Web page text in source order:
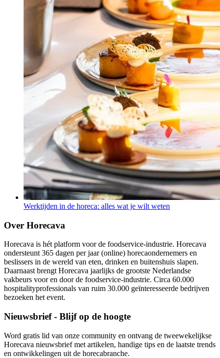
Werktijden in de horeca: alles wat je wilt weten
Over Horecava
Horecava is hét platform voor de foodservice-industrie. Horecava
ondersteunt 365 dagen per jaar (online) horecaondernemers en
beslissers in de wereld van eten, drinken en buitenshuis slapen.
Daarnaast brengt Horecava jaarlijks de grootste Nederlandse
vakbeurs voor en door de foodservice-industrie. Circa 60.000
hospitalityprofessionals van ruim 30.000 geïnteresseerde bedrijven
bezoeken het event.
Nieuwsbrief - Blijf op de hoogte
Word gratis lid van onze community en ontvang de tweewekelijkse
Horecava nieuwsbrief met artikelen, handige tips en de laatste trends
en ontwikkelingen uit de horecabranche.